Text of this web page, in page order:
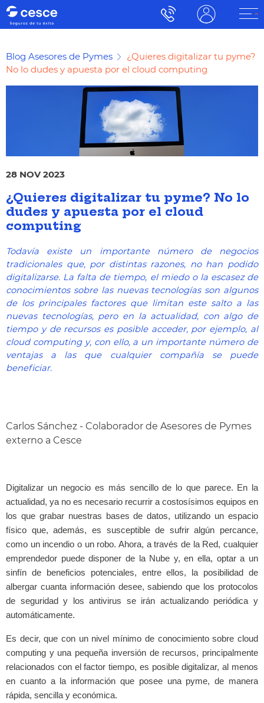
Blog Asesores de Pymes
¿Quieres digitalizar tu pyme?
No lo dudes y apuesta por el cloud computing
28 NOV 2023
¿Quieres digitalizar tu pyme? No lo
dudes y apuesta por el cloud
computing
Todavía existe un importante número de negocios
tradicionales que, por distintas razones, no han podido
digitalizarse. La falta de tiempo, el miedo o la escasez de
conocimientos sobre las nuevas tecnologías son algunos
de los principales factores que limitan este salto a las
nuevas tecnologías, pero en la actualidad, con algo de
tiempo y de recursos es posible acceder, por ejemplo, al
cloud computing y, con ello, a un importante número de
ventajas a las que cualquier compañía se puede
beneficiar.
Carlos Sánchez - Colaborador de Asesores de Pymes
externo a Cesce
Digitalizar un negocio es más sencillo de lo que parece. En la
actualidad, ya no es necesario recurrir a costosísimos equipos en
los que grabar nuestras bases de datos, utilizando un espacio
físico que, además, es susceptible de sufrir algún percance,
como un incendio o un robo. Ahora, a través de la Red, cualquier
emprendedor puede disponer de la Nube y, en ella, optar a un
sinfín de beneficios potenciales, entre ellos, la posibilidad de
albergar cuanta información desee, sabiendo que los protocolos
de seguridad y los antivirus se irán actualizando periódica y
automáticamente.
Es decir, que con un nivel mínimo de conocimiento sobre cloud
computing y una pequeña inversión de recursos, principalmente
relacionados con el factor tiempo, es posible digitalizar, al menos
en cuanto a la información que posee una pyme, de manera
rápida, sencilla y económica.